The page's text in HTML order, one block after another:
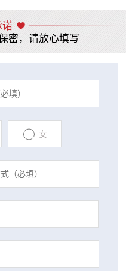
密，请放心填写
女